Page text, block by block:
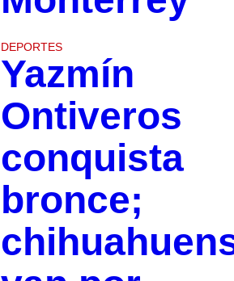
DEPORTES
Yazmín
Ontiveros
conquista
bronce;